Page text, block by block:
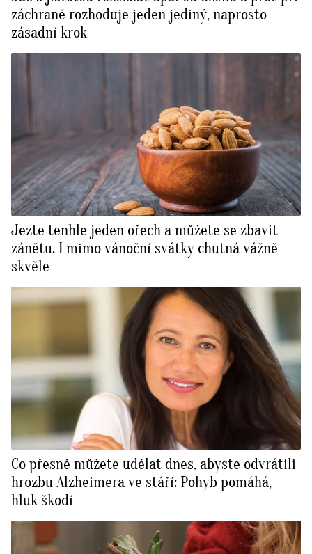
záchraně rozhoduje jeden jediný, naprosto
zásadní krok
Jezte tenhle jeden ořech a můžete se zbavit
zánětu. I mimo vánoční svátky chutná vážně
skvěle
Co přesně můžete udělat dnes, abyste odvrátili
hrozbu Alzheimera ve stáří: Pohyb pomáhá,
hluk škodí